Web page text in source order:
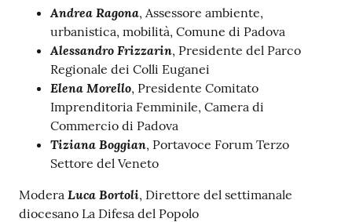
Newsle
Stampa
Seguici
su
Andrea Ragona, Assessore ambiente,
urbanistica, mobilità, Comune di Padova
Alessandro Frizzarin, Presidente del Parco
Regionale dei Colli Euganei
Elena Morello, Presidente Comitato
Imprenditoria Femminile, Camera di
Commercio di Padova
Tiziana Boggian, Portavoce Forum Terzo
Settore del Veneto
Modera Luca Bortoli, Direttore del settimanale
diocesano La Difesa del Popolo